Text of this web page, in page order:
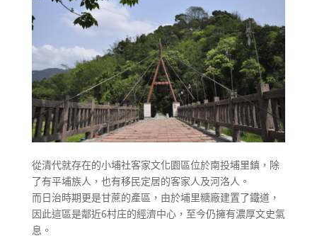
從清代就存在的小埔社客家文化園區位於南投埔里鎮，除
了有平埔族人，也有移民定居的客家人及河洛人。
而日治時期更是甘蔗的產區，由於埔里糖廠建置了鐵道，
因此這區是鄰近6村庄的經濟中心，至今仍擁有濃厚文史氣
息。